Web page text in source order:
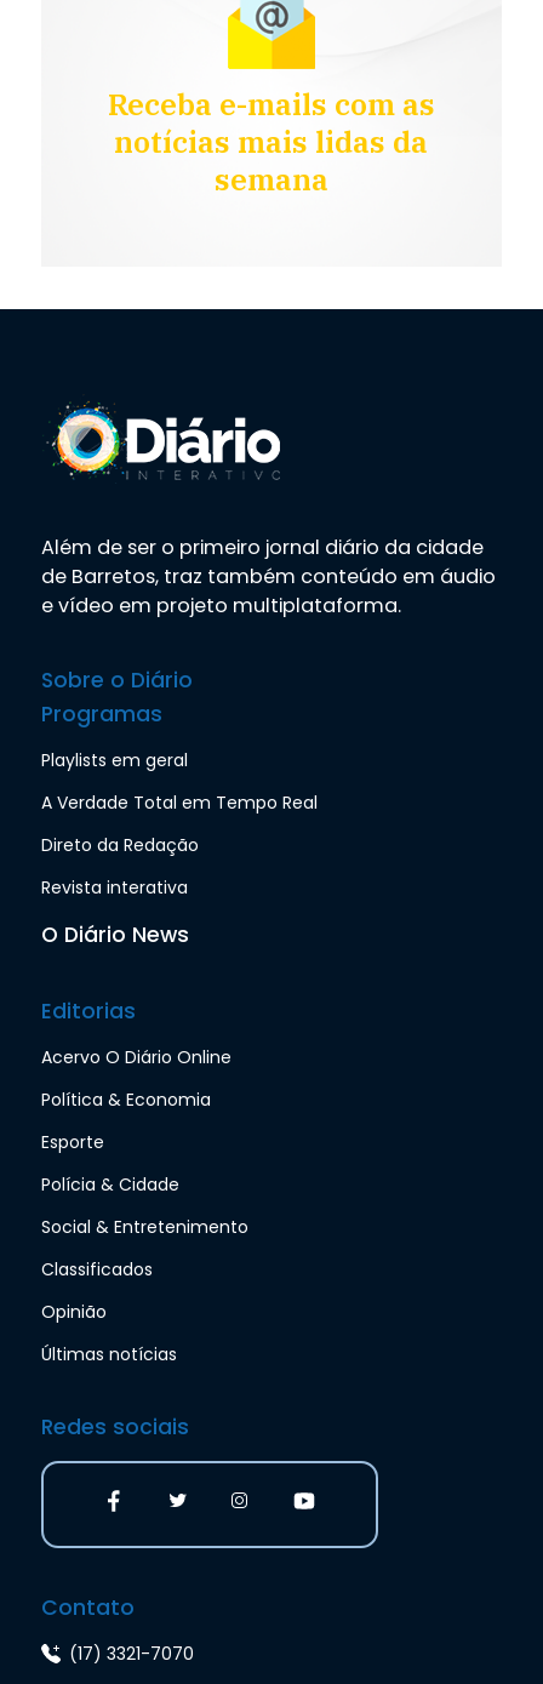
Receba e-mails com as
notícias mais lidas da
semana
Além de ser o primeiro jornal diário da cidade
de Barretos, traz também conteúdo em áudio
e vídeo em projeto multiplataforma.
Sobre o Diário
Programas
Playlists em geral
A Verdade Total em Tempo Real
Direto da Redação
Revista interativa
O Diário News
Editorias
Acervo O Diário Online
Política & Economia
Esporte
Polícia & Cidade
Social & Entretenimento
Classificados
Opinião
Últimas notícias
Redes sociais
Contato
(17) 3321-7070